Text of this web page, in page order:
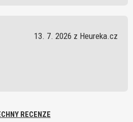
13. 7. 2026 z Heureka.cz
RECENZE